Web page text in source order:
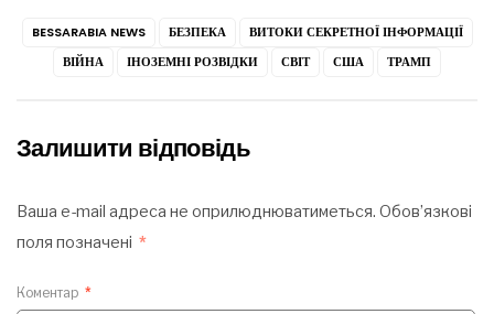
BESSARABIA NEWS БЕЗПЕКА
ВИТОКИ СЕКРЕТНОЇ ІНФОРМАЦІЇ
ВІЙНА
ІНОЗЕМНІ РОЗВІДКИ СВІТ США ТРАМП
Залишити відповідь
Ваша e-mail адреса не оприлюднюватиметься. Обов’язкові
поля позначені *
Коментар *